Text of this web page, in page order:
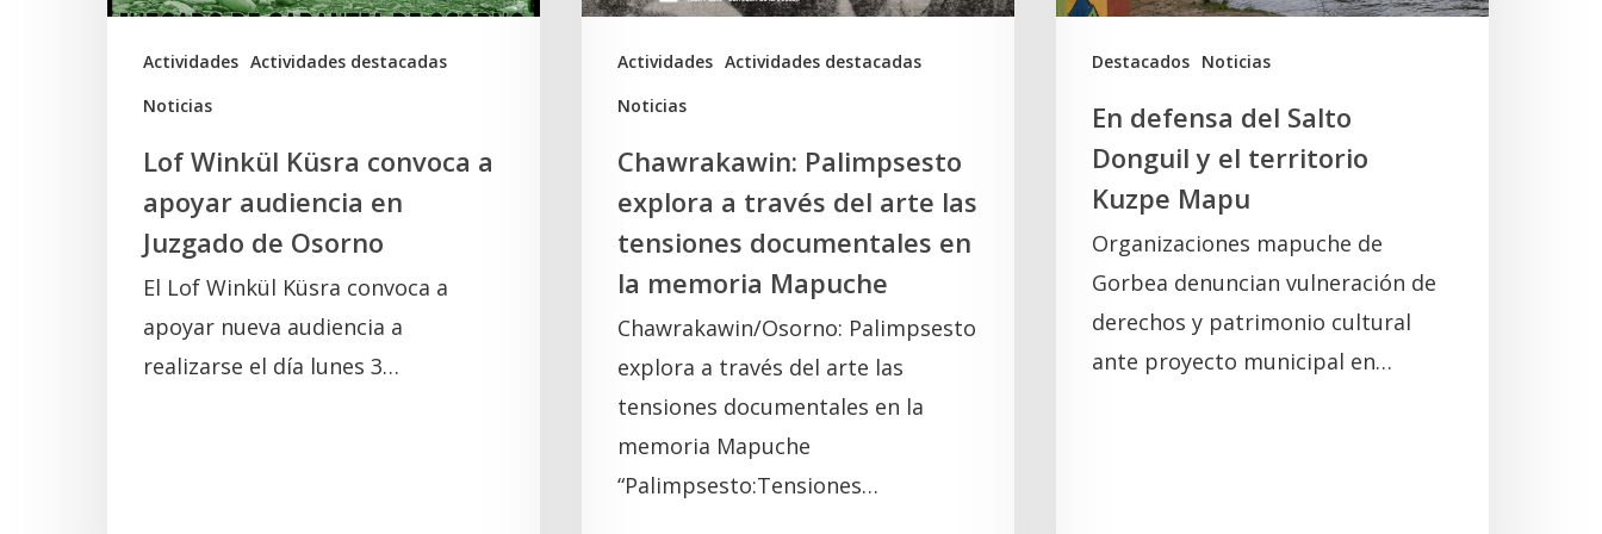
Actividades Actividades destacadas
Noticias
en
Juzgado
Lof Winkül Küsra convoca a
apoyar audiencia en
Juzgado de Osorno
El Lof Winkül Küsra convoca a
apoyar nueva audiencia a
realizarse el día lunes 3…
Actividades Actividades destacadas
Noticias
las
tensiones
documentales
memoria
Mapuche
Chawrakawin: Palimpsesto
explora a través del arte las
tensiones documentales en
la memoria Mapuche
Chawrakawin/Osorno: Palimpsesto
explora a través del arte las
tensiones documentales en la
memoria Mapuche
“Palimpsesto:Tensiones…
Destacados Noticias
territorio
Kuzpe
En defensa del Salto
Donguil y el territorio
Kuzpe Mapu
Organizaciones mapuche de
Gorbea denuncian vulneración de
derechos y patrimonio cultural
ante proyecto municipal en…